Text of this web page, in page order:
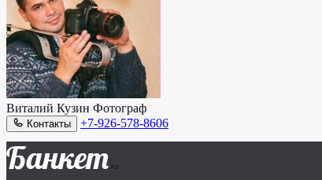
Виталий Кузин Фотограф
Контакты +7-926-578-8606
Банкет .ru